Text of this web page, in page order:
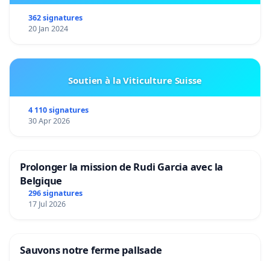
362 signatures
20 Jan 2024
Soutien à la Viticulture Suisse
4 110 signatures
30 Apr 2026
Prolonger la mission de Rudi Garcia avec la
Belgique
296 signatures
17 Jul 2026
Sauvons notre ferme pallsade